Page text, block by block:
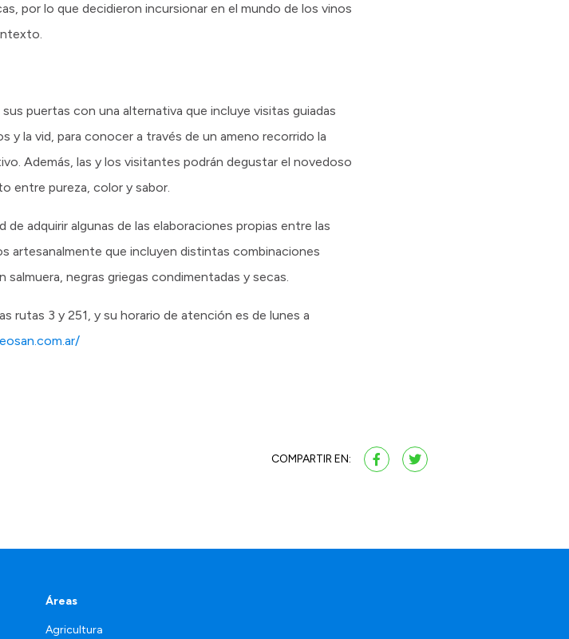
por lo que decidieron incursionar en el mundo de los vinos
puertas con una alternativa que incluye visitas guiadas
y la vid, para conocer a través de un ameno recorrido la
Además, las y los visitantes podrán degustar el novedoso
entre pureza, color y sabor.
adquirir algunas de las elaboraciones propias entre las
artesanalmente que incluyen distintas combinaciones
negras griegas condimentadas y secas.
rutas 3 y 251, y su horario de atención es de lunes a
COMPARTIR EN:
Áreas
Agricultura